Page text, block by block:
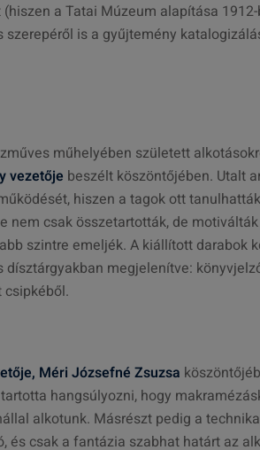
a Tatai Múzeum alapítása
szerepéről is a gyűjtemény
műhelyében született
vezetője beszélt köszöntőjében. Utalt
hiszen a tagok ott
nem csak összetartották, de
szintre emeljék. A kiállított darabok
megjelenítve:
csipkéből.
Méri Józsefné Zsuzsa
hangsúlyozni, hogy
alkotunk. Másrészt pedig a
és csak a fantázia szabhat határt az